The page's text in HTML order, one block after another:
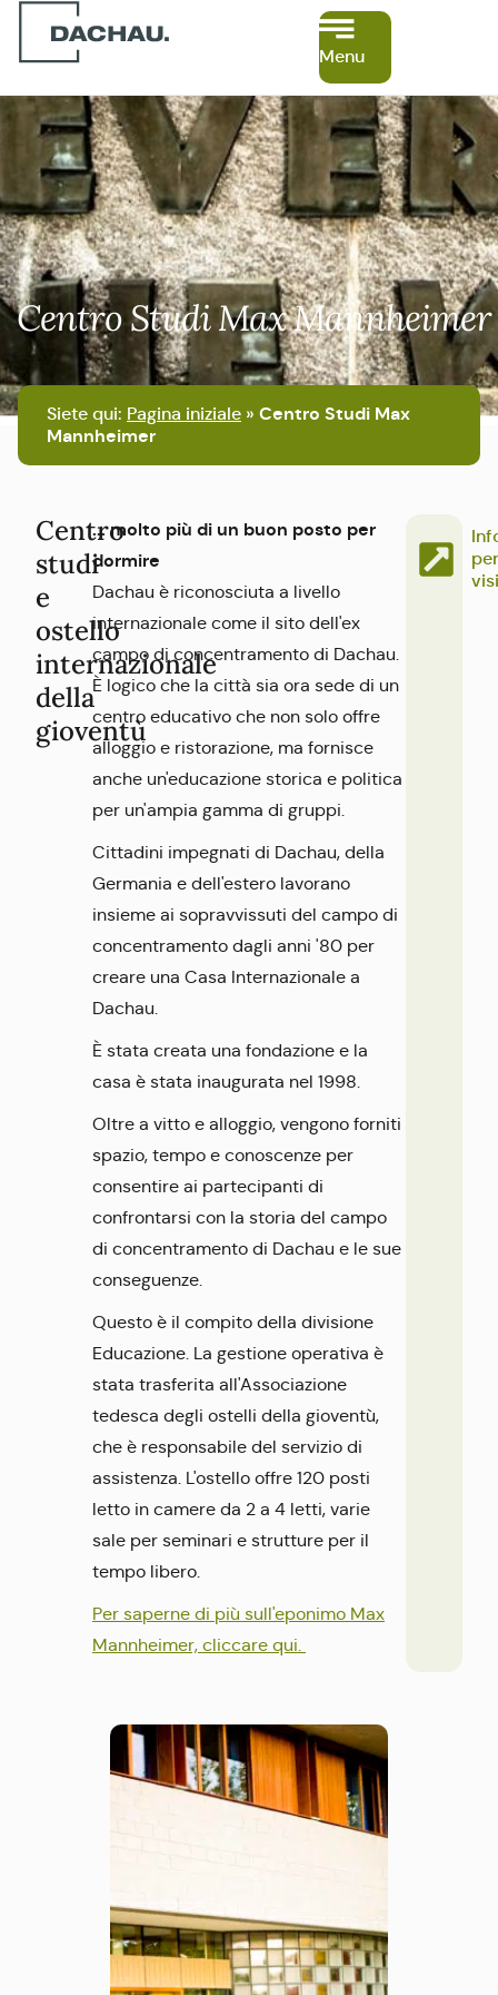
Menu
Siete qui: Pagina iniziale » Centro Studi Max
Mannheimer
Centro Studi Max Mannheimer
Centro
studi
e
ostello
internazionale
della
gioventù
... molto più di un buon posto per
dormire
Dachau è riconosciuta a livello
internazionale come il sito dell'ex
campo di concentramento di Dachau.
È logico che la città sia ora sede di un
centro educativo che non solo offre
alloggio e ristorazione, ma fornisce
anche un'educazione storica e politica
per un'ampia gamma di gruppi.
Cittadini impegnati di Dachau, della
Germania e dell'estero lavorano
insieme ai sopravvissuti del campo di
concentramento dagli anni '80 per
creare una Casa Internazionale a
Dachau.
È stata creata una fondazione e la
casa è stata inaugurata nel 1998.
Oltre a vitto e alloggio, vengono forniti
spazio, tempo e conoscenze per
consentire ai partecipanti di
confrontarsi con la storia del campo
di concentramento di Dachau e le sue
conseguenze.
Questo è il compito della divisione
Educazione. La gestione operativa è
stata trasferita all'Associazione
tedesca degli ostelli della gioventù,
che è responsabile del servizio di
assistenza. L'ostello offre 120 posti
letto in camere da 2 a 4 letti, varie
sale per seminari e strutture per il
tempo libero.
Per saperne di più sull'eponimo Max
Mannheimer, cliccare qui.